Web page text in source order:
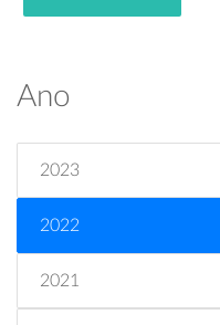
Ano
2023
2022
2021